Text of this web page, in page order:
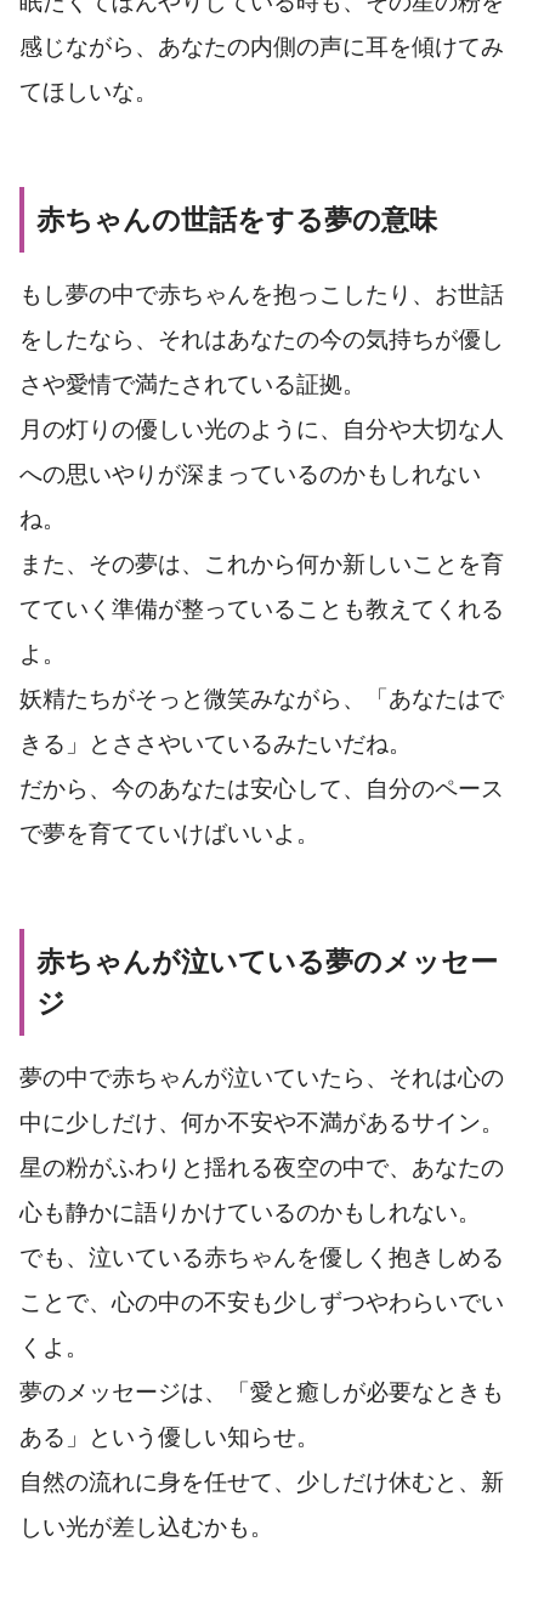
感じながら、あなたの内側の声に耳を傾けてみ
てほしいな。
赤ちゃんの世話をする夢の意味
もし夢の中で赤ちゃんを抱っこしたり、お世話
をしたなら、それはあなたの今の気持ちが優し
さや愛情で満たされている証拠。
月の灯りの優しい光のように、自分や大切な人
への思いやりが深まっているのかもしれない
ね。
また、その夢は、これから何か新しいことを育
てていく準備が整っていることも教えてくれる
よ。
妖精たちがそっと微笑みながら、「あなたはで
きる」とささやいているみたいだね。
だから、今のあなたは安心して、自分のペース
で夢を育てていけばいいよ。
赤ちゃんが泣いている夢のメッセー
ジ
夢の中で赤ちゃんが泣いていたら、それは心の
中に少しだけ、何か不安や不満があるサイン。
星の粉がふわりと揺れる夜空の中で、あなたの
心も静かに語りかけているのかもしれない。
でも、泣いている赤ちゃんを優しく抱きしめる
ことで、心の中の不安も少しずつやわらいでい
くよ。
夢のメッセージは、「愛と癒しが必要なときも
ある」という優しい知らせ。
自然の流れに身を任せて、少しだけ休むと、新
しい光が差し込むかも。